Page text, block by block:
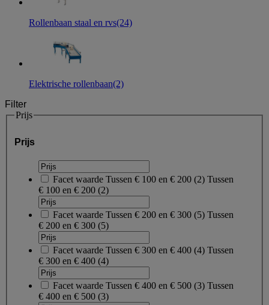
Rollenbaan staal en rvs(24)
Elektrische rollenbaan(2)
Filter
Prijs
Prijs
Facet waarde Tussen € 100 en € 200 (2) Tussen
€ 100 en € 200 (2)
Facet waarde Tussen € 200 en € 300 (5) Tussen
€ 200 en € 300 (5)
Facet waarde Tussen € 300 en € 400 (4) Tussen
€ 300 en € 400 (4)
Facet waarde Tussen € 400 en € 500 (3) Tussen
€ 400 en € 500 (3)